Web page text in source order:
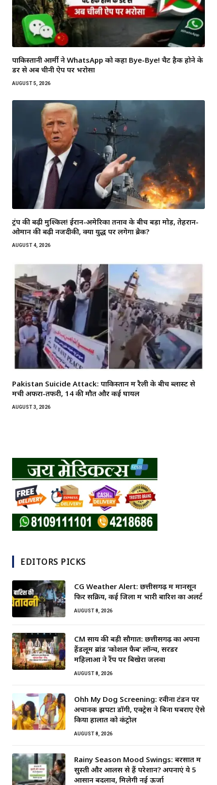
पाकिस्तानी आर्मी ने WhatsApp को कहा Bye-Bye! चैट हैक होने के
डर से अब चीनी ऐप पर भरोसा
AUGUST 5, 2026
ट्रंप की बढ़ी मुश्किलें! ईरान-अमेरिका तनाव के बीच बड़ा मोड़, तेहरान-
ओमान की बढ़ी नजदीकी, क्या युद्ध पर लगेगा ब्रेक?
AUGUST 4, 2026
Pakistan Suicide Attack: पाकिस्तान में रैली के बीच ब्लास्ट से
मची अफरा-तफरी, 14 की मौत और कई घायल
AUGUST 3, 2026
EDITORS PICKS
CG Weather Alert: छत्तीसगढ़ में मानसून
फिर सक्रिय, कई जिलों में भारी बारिश का अलर्ट
AUGUST 8, 2026
CM साय की बड़ी सौगात: छत्तीसगढ़ का अपना
हैंडलूम ब्रांड ‘कोशल फैब’ लॉन्च, सरेंडर
महिलाओं ने रैंप पर बिखेरा जलवा
AUGUST 8, 2026
Ohh My Dog Screening: रवीना टंडन पर
अचानक झपटा डॉगी, एक्ट्रेस ने बिना घबराए ऐसे
किया हालात को कंट्रोल
AUGUST 8, 2026
Rainy Season Mood Swings: बरसात में
सुस्ती और आलस से हैं परेशान? अपनाएं ये 5
आसान बदलाव, मिलेगी नई ऊर्जा